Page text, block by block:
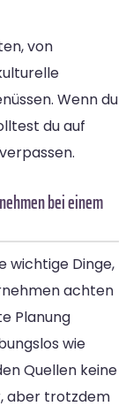
von
Wenn du
du auf
bei einem
wichtige Dinge,
achten
Planung
wie
Quellen keine
aber trotzdem